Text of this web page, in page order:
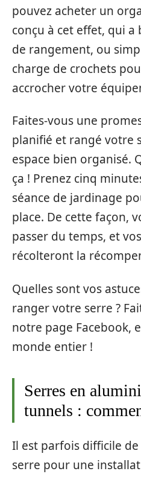
pouvez acheter un
conçu à cet effet, qui a
de rangement, ou
charge de crochets
accrocher votre
Faites-vous une
planifié et rangé votre
espace bien organisé.
ça ! Prenez cinq
séance de jardinage
place. De cette façon,
passer du temps, et
récolteront la
Quelles sont vos
ranger votre serre ?
notre page Facebook,
monde entier !
Serres en
tunnels :
Il est parfois difficile
serre pour une